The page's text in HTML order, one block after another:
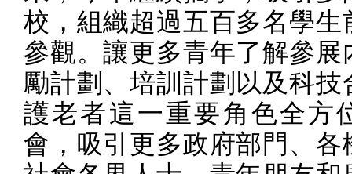
校，組織超過五百多名學生
參觀。讓更多青年了解參展
勵計劃、培訓計劃以及科技
護老者這一重要角色全方
會，吸引更多政府部門、各